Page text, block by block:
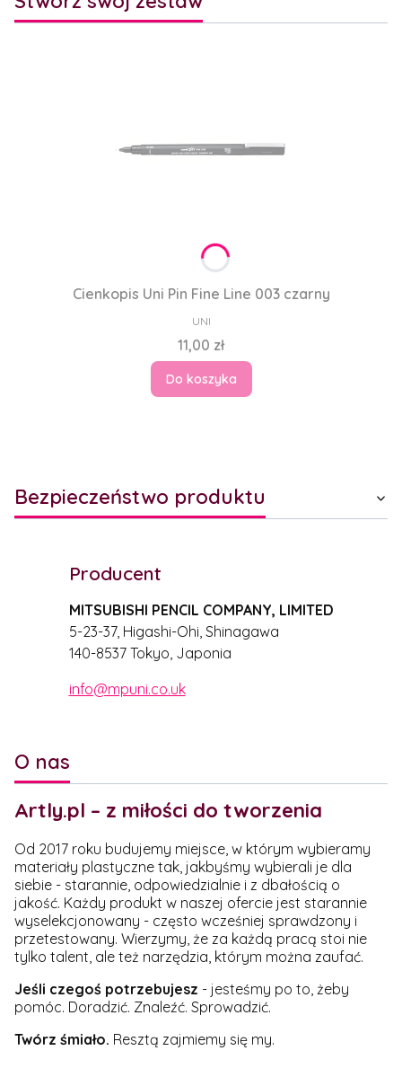
Cienkopis Uni Pin Fine Line 003 czarny
PRODUCENT
UNI
Cena
11,00 zł
Do koszyka
Bezpieczeństwo produktu
Producent
MITSUBISHI PENCIL COMPANY, LIMITED
5-23-37, Higashi-Ohi, Shinagawa
140-8537 Tokyo, Japonia
info@mpuni.co.uk
O nas
Artly.pl – z miłości do tworzenia
Od 2017 roku budujemy miejsce, w którym wybieramy
materiały plastyczne tak, jakbyśmy wybierali je dla
siebie - starannie, odpowiedzialnie i z dbałością o
jakość. Każdy produkt w naszej ofercie jest starannie
wyselekcjonowany - często wcześniej sprawdzony i
przetestowany. Wierzymy, że za każdą pracą stoi nie
tylko talent, ale też narzędzia, którym można zaufać.
Jeśli czegoś potrzebujesz - jesteśmy po to, żeby
pomóc. Doradzić. Znaleźć. Sprowadzić.
Twórz śmiało. Resztą zajmiemy się my.